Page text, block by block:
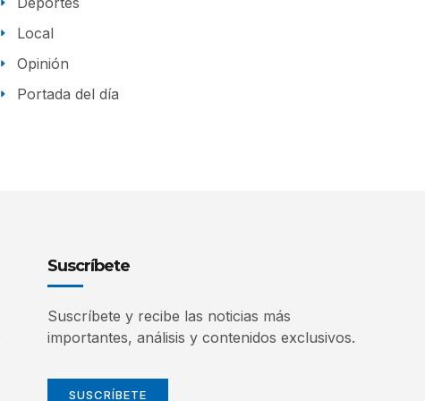
Local
Opinión
Portada del día
Suscríbete
Suscríbete y recibe las noticias más
importantes, análisis y contenidos exclusivos.
SUSCRÍBETE